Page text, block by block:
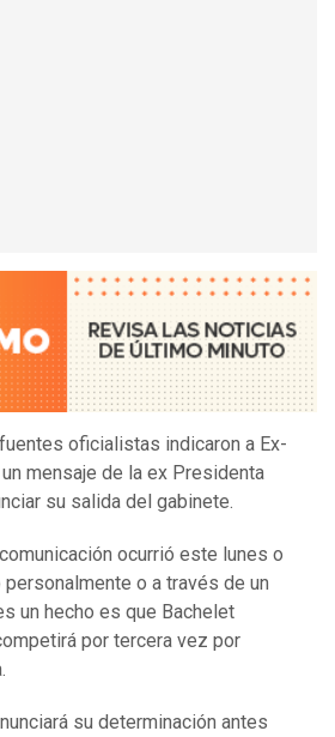
oficialistas indicaron a Ex-
mensaje de la ex Presidenta
su salida del gabinete.
ocurrió este lunes o
o a través de un
un hecho es que Bachelet
por tercera vez por
su determinación antes